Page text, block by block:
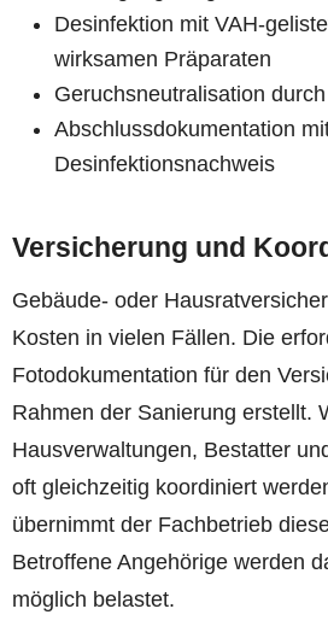
Desinfektion mit VAH-
wirksamen Präparaten
Geruchsneutralisation
Abschlussdokumentation
Desinfektionsnachweis
Versicherung und
Gebäude- oder
Kosten in vielen Fällen. Die
Fotodokumentation für den
Rahmen der Sanierung erstellt.
Hausverwaltungen, Bestatter
oft gleichzeitig koordiniert
übernimmt der Fachbetrieb
Betroffene Angehörige werden
möglich belastet.